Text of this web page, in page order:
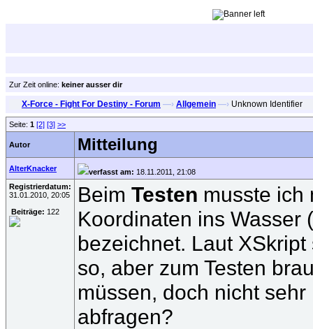
Zur Zeit online: keiner ausser dir
X-Force - Fight For Destiny - Forum —› Allgemein —› Unknown Identifier
Seite: 1 [2] [3] >>
Autor Mitteilung
AlterKnacker verfasst am: 18.11.2011, 21:08
Registrierdatum:
31.01.2010, 20:05
Beiträge: 122
Beim Testen musste ich
Koordinaten ins Wasser
bezeichnet. Laut
so, aber zum Testen
müssen, doch nicht
abfragen?